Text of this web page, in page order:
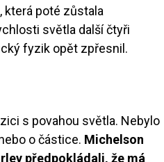
která poté zůstala
světla další čtyři
fyzik opět zpřesnil.
s povahou světla. Nebylo
o částice. Michelson
předpokládali, že má